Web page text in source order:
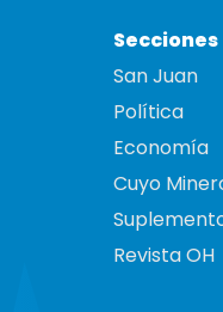
Secciones
San Juan
Política
Economía
Cuyo
Revista OH